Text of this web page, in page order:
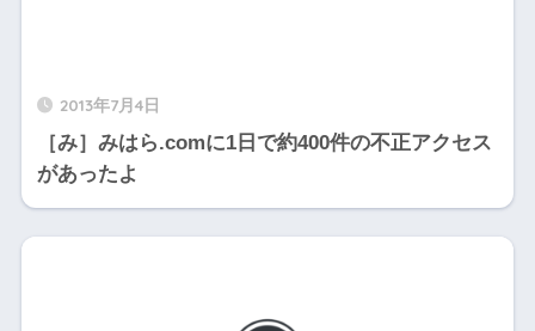
2013年7月4日
［み］みはら.comに1日で約400件の不正アクセス
があったよ